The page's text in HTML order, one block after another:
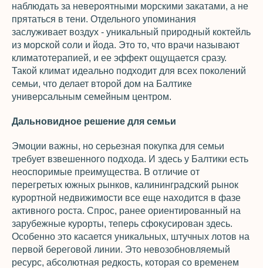
наблюдать за невероятными морскими закатами, а не
прятаться в тени. Отдельного упоминания
заслуживает воздух - уникальный природный коктейль
из морской соли и йода. Это то, что врачи называют
климатотерапией, и ее эффект ощущается сразу.
Такой климат идеально подходит для всех поколений
семьи, что делает второй дом на Балтике
универсальным семейным центром.
Дальновидное решение для семьи
Эмоции важны, но серьезная покупка для семьи
требует взвешенного подхода. И здесь у Балтики есть
неоспоримые преимущества. В отличие от
перегретых южных рынков, калининградский рынок
курортной недвижимости все еще находится в фазе
активного роста. Спрос, ранее ориентированный на
зарубежные курорты, теперь сфокусирован здесь.
Особенно это касается уникальных, штучных лотов на
первой береговой линии. Это невозобновляемый
ресурс, абсолютная редкость, которая со временем